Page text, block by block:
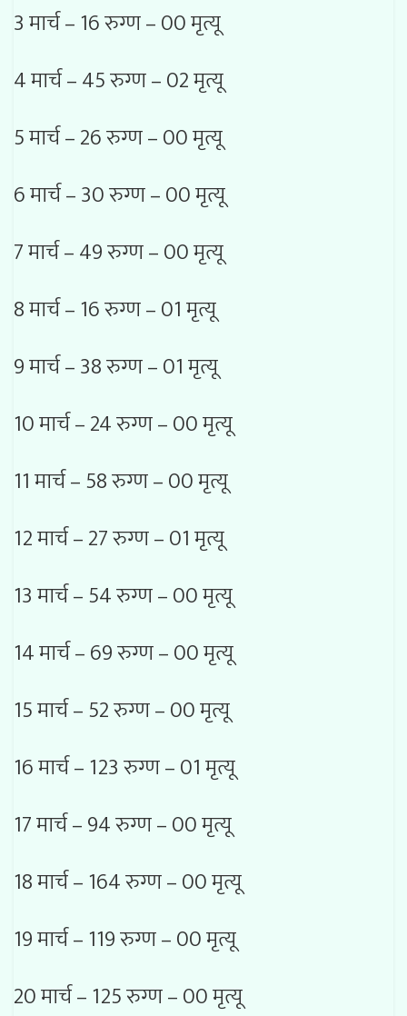
3 मार्च – 16 रुग्ण – 00 मृत्यू
4 मार्च – 45 रुग्ण – 02 मृत्यू
5 मार्च – 26 रुग्ण – 00 मृत्यू
6 मार्च – 30 रुग्ण – 00 मृत्यू
7 मार्च – 49 रुग्ण – 00 मृत्यू
8 मार्च – 16 रुग्ण – 01 मृत्यू
9 मार्च – 38 रुग्ण – 01 मृत्यू
10 मार्च – 24 रुग्ण – 00 मृत्यू
11 मार्च – 58 रुग्ण – 00 मृत्यू
12 मार्च – 27 रुग्ण – 01 मृत्यू
13 मार्च – 54 रुग्ण – 00 मृत्यू
14 मार्च – 69 रुग्ण – 00 मृत्यू
15 मार्च – 52 रुग्ण – 00 मृत्यू
16 मार्च – 123 रुग्ण – 01 मृत्यू
17 मार्च – 94 रुग्ण – 00 मृत्यू
18 मार्च – 164 रुग्ण – 00 मृत्यू
19 मार्च – 119 रुग्ण – 00 मृत्यू
20 मार्च – 125 रुग्ण – 00 मृत्यू